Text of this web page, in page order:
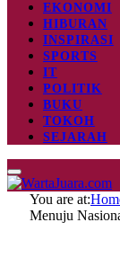
EKONOMI
HIBURAN
INSPIRASI
SPORTS
IT
POLITIK
BUKU
TOKOH
SEJARAH
You are at:
Menuju